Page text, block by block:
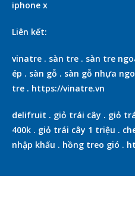
iphone x
Liên kết:
vinatre . sàn tre . sàn tre
ép . sàn gỗ . sàn gỗ nhựa
tre . https://vinatre.vn
delifruit . giỏ trái cây . giỏ
400k . giỏ trái cây 1 triệu .
nhập khẩu . hồng treo gió .